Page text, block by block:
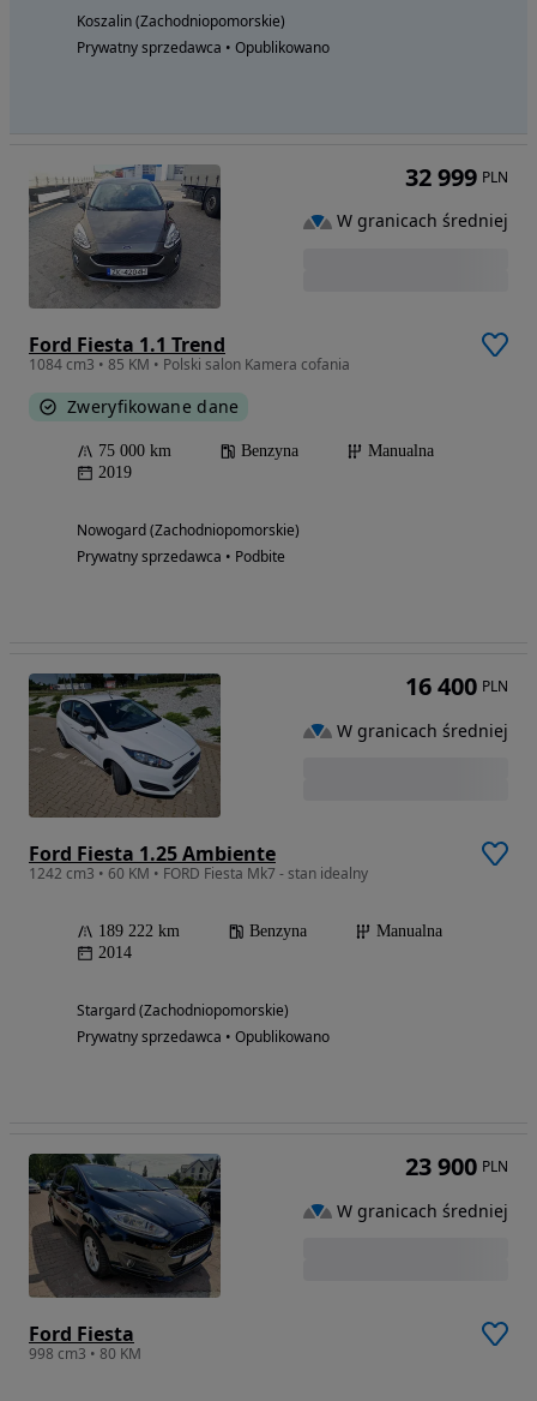
Koszalin (Zachodniopomorskie)
Prywatny sprzedawca • Opublikowano
Ford Fiesta 1.1 Trend
1084 cm3 • 85 KM • Polski salon Kamera cofania
Zweryfikowane dane
75 000 km Benzyna
Manualna
2019
Nowogard (Zachodniopomorskie)
Prywatny sprzedawca • Podbite
32 999 PLN
W granicach średniej
Ford Fiesta 1.25 Ambiente
1242 cm3 • 60 KM • FORD Fiesta Mk7 - stan idealny
189 222 km Benzyna
Manualna
2014
Stargard (Zachodniopomorskie)
Prywatny sprzedawca • Opublikowano
16 400 PLN
W granicach średniej
Ford Fiesta
998 cm3 • 80 KM
23 900 PLN
W granicach średniej